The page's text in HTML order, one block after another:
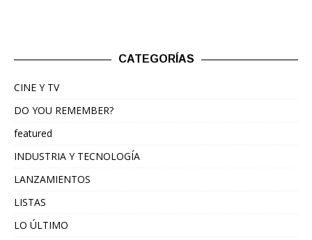
CATEGORÍAS
CINE Y TV
DO YOU REMEMBER?
featured
INDUSTRIA Y TECNOLOGÍA
LANZAMIENTOS
LISTAS
LO ÚLTIMO